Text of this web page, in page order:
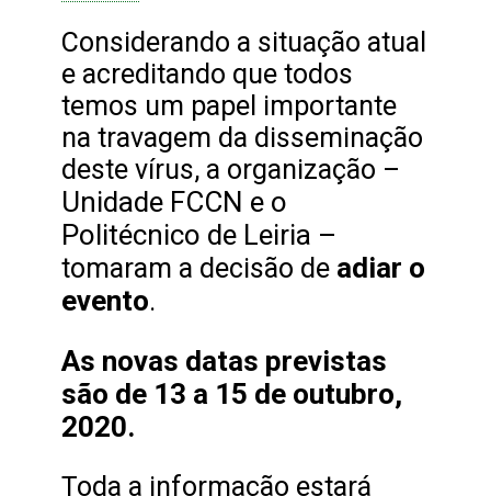
Considerando a situação atual
e acreditando que todos
temos um papel importante
na travagem da disseminação
deste vírus, a organização –
Unidade FCCN e o
Politécnico de Leiria –
tomaram a decisão de adiar o
evento.
As novas datas previstas
são de 13 a 15 de outubro,
2020.
Toda a informação estará